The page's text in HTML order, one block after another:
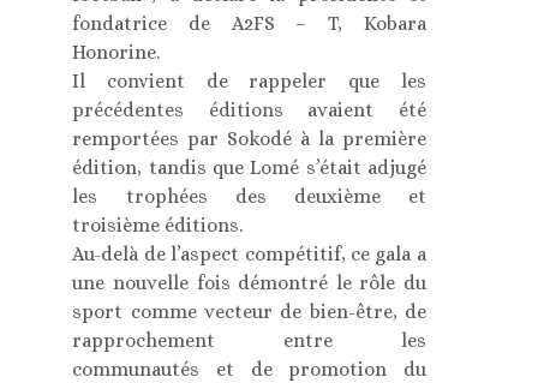
fondatrice de A2FS – T, Kobara
Honorine.
Il convient de rappeler que les
précédentes éditions avaient été
remportées par Sokodé à la première
édition, tandis que Lomé s’était adjugé
les trophées des deuxième et
troisième éditions.
Au-delà de l’aspect compétitif, ce gala a
une nouvelle fois démontré le rôle du
sport comme vecteur de bien-être, de
rapprochement entre les
communautés et de promotion du